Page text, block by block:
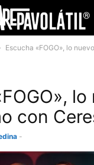
Escucha «FOGO», lo
lo
con
-